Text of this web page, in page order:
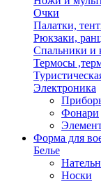
Очки
Палатки,
Рюкзаки,
Спальники и
Термосы
Электроника
Фонари
Форма для
Белье
Носки